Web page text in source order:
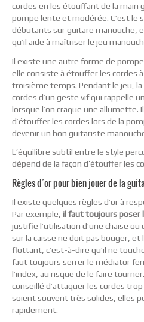
cordes en les étouffant de la main
pompe lente et modérée. C’est le
débutants sur guitare manouche,
qu’il aide à maîtriser le jeu
Il existe une autre forme de
elle consiste à étouffer les cordes
troisième temps. Pendant le jeu,
cordes d’un geste vif qui rappelle
lorsque l’on craque une allumette.
d’étouffer les cordes lors de la
devenir un bon guitariste
L’équilibre subtil entre le style
dépend de la façon d’étouffer les
Règles d’or pour bien jouer de la
Il existe quelques règles d’or à
Par exemple, il faut toujours poser
justifie l’utilisation d’une chaise ou
sur la caisse ne doit pas bouger, et
flottant, c’est-à-dire qu’il ne
faut toujours serrer le médiator
l’index, au risque de le faire
conseillé d’attaquer les cordes
soient souvent très solides, elles
rapidement.